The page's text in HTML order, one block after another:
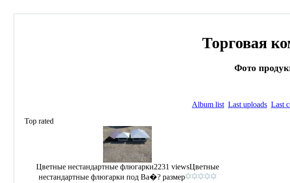
Торговая
Фото
Album list Last uploads Last
Top rated
Цветные нестандартные флюгарки2231 viewsЦветные
нестандартные флюгарки под Ва�? размер